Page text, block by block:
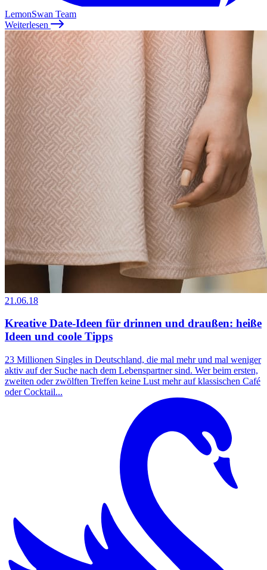
LemonSwan Team
Weiterlesen
21.06.18
Kreative Date-Ideen für drinnen und draußen: heiße
Ideen und coole Tipps
23 Millionen Singles in Deutschland, die mal mehr und mal weniger
aktiv auf der Suche nach dem Lebenspartner sind. Wer beim ersten,
zweiten oder zwölften Treffen keine Lust mehr auf klassischen Café
oder Cocktail...